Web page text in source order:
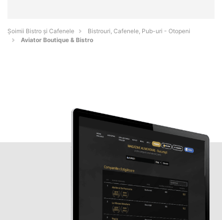
Șoimii Bistro și Cafenele
Bistrouri, Cafenele, Pub-uri - Otopeni
Aviator Boutique & Bistro